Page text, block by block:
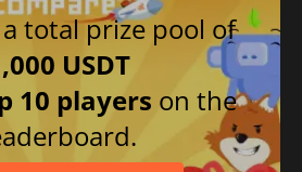
total prize pool of
USDT
10 players on the